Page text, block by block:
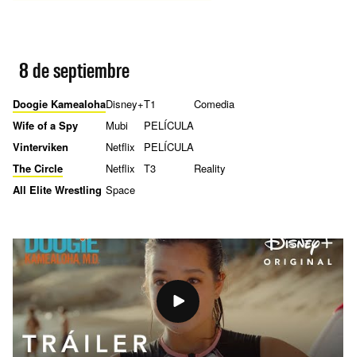
8 de septiembre
Doogie KamealohaDisney+T1
Comedia
Wife of a Spy
Mubi
PELÍCULA
Vinterviken
Netflix
PELÍCULA
The Circle
Netflix T3
Reality
All Elite Wrestling Space